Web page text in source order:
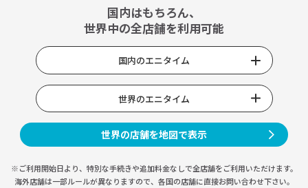
国内はもちろん、
世界中の全店舗を利用可能
国内のエニタイム
世界のエニタイム
世界の店舗を地図で表示
※ご利用開始日より、特別な手続きや追加料金なしで全店舗をご利用いただけます。
海外店舗は一部ルールが異なりますので、 各国の店舗に直接お問い合わせ下さい。